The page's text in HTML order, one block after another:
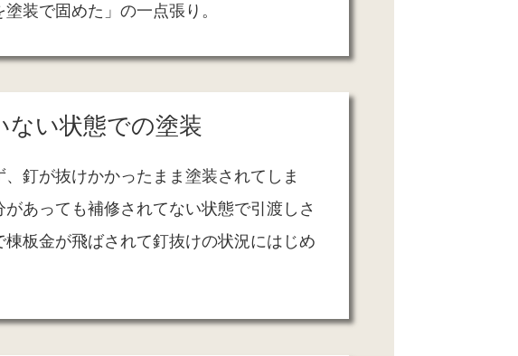
装で固めた」の一点張り。
ない状態での塗装
釘が抜けかかったまま塗装されてしま
あっても補修されてない状態で引渡しさ
板金が飛ばされて釘抜けの状況にはじめ